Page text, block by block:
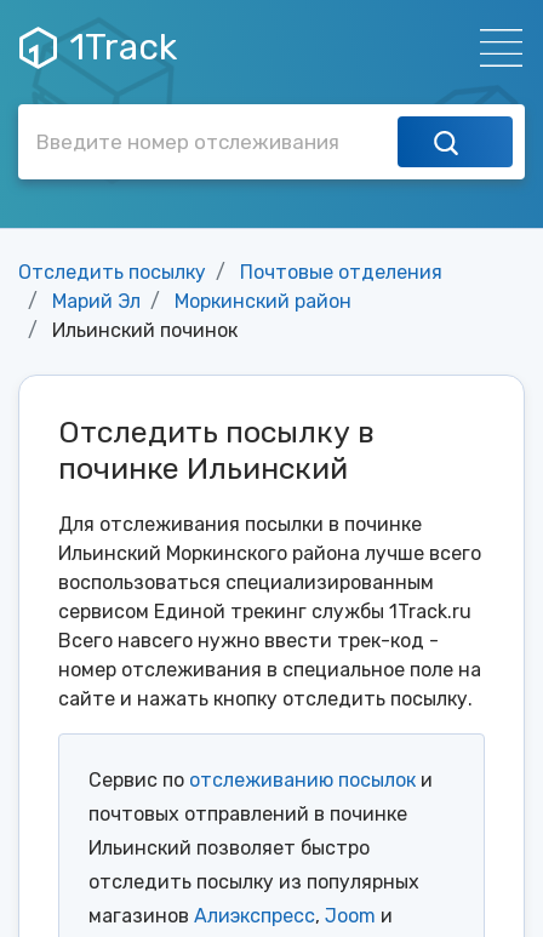
1Track
Отследить посылку
Почтовые отделения
Марий Эл
Моркинский район
Ильинский починок
Отследить посылку в
починке Ильинский
Для отслеживания посылки в починке
Ильинский Моркинского района лучше всего
воспользоваться специализированным
сервисом Единой трекинг службы 1Track.ru
Всего навсего нужно ввести трек-код -
номер отслеживания в специальное поле на
сайте и нажать кнопку отследить посылку.
Сервис по отслеживанию посылок и
почтовых отправлений в починке
Ильинский позволяет быстро
отследить посылку из популярных
магазинов Алиэкспресс, Joom и